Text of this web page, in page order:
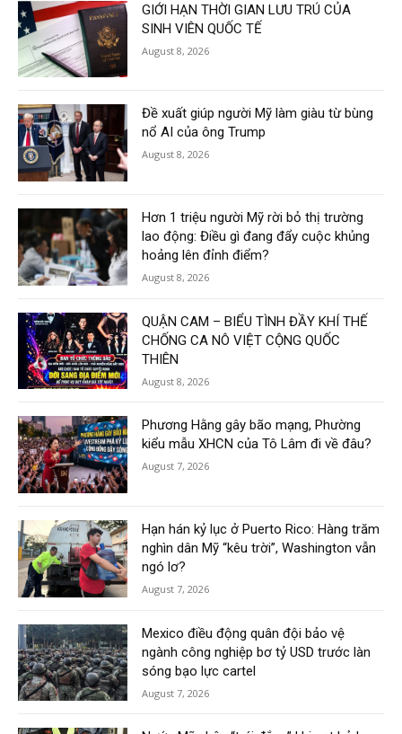
GIỚI HẠN THỜI GIAN LƯU TRÚ CỦA
SINH VIÊN QUỐC TẾ
August 8, 2026
Đề xuất giúp người Mỹ làm giàu từ bùng
nổ AI của ông Trump
August 8, 2026
Hơn 1 triệu người Mỹ rời bỏ thị trường
lao động: Điều gì đang đẩy cuộc khủng
hoảng lên đỉnh điểm?
August 8, 2026
QUẬN CAM – BIỂU TÌNH ĐẦY KHÍ THẾ
CHỐNG CA NÔ VIỆT CỘNG QUỐC
THIÊN
August 8, 2026
Phương Hằng gây bão mạng, Phường
kiểu mẫu XHCN của Tô Lâm đi về đâu?
August 7, 2026
Hạn hán kỷ lục ở Puerto Rico: Hàng trăm
nghìn dân Mỹ “kêu trời”, Washington vẫn
ngó lơ?
August 7, 2026
Mexico điều động quân đội bảo vệ
ngành công nghiệp bơ tỷ USD trước làn
sóng bạo lực cartel
August 7, 2026